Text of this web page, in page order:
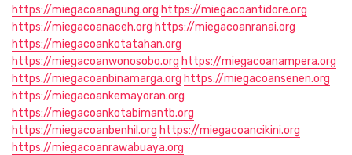
https://miegacoanagung.org https://miegacoantidore.org
https://miegacoanaceh.org https://miegacoanranai.org
https://miegacoankotatahan.org
https://miegacoanwonosobo.org https://miegacoanampera.org
https://miegacoanbinamarga.org https://miegacoansenen.org
https://miegacoankemayoran.org
https://miegacoankotabimantb.org
https://miegacoanbenhil.org https://miegacoancikini.org
https://miegacoanrawabuaya.org